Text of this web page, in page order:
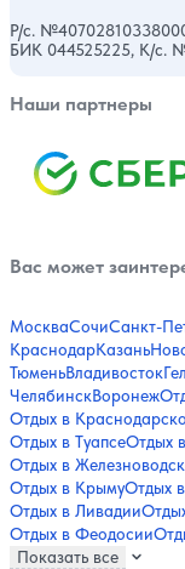
Р/с.
БИК 044525225, К/с.
Наши партнеры
Вас может
МоскваСочиСанкт-
КраснодарКазань
ТюменьВладивосток
ЧелябинскВоронеж
Отдых в
Отдых в ТуапсеОтдых
Отдых в
Отдых в КрымуОтдых
Отдых в Ливадии
Отдых в Феодосии
Показать все